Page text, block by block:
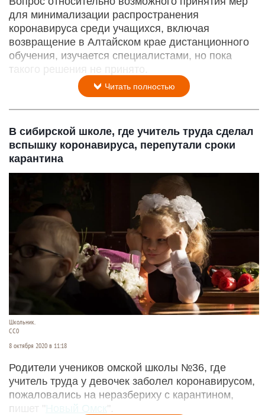
для минимализации распространения
коронавируса среди учащихся, включая
возвращение в Алтайском крае дистанционного
обучения, изучается специалистами, но пока
такого решения не принято.
Читать полностью
В сибирской школе, где учитель труда сделал
вспышку коронавируса, перепутали сроки
карантина
Школьник.
СС0
8 октября 2020 в 11:18
Родители учеников омской школы №36, где
учитель труда у девочек заболел коронавирусом,
пожаловались на неразбериху с карантином,
пишет "Новый Омск ".